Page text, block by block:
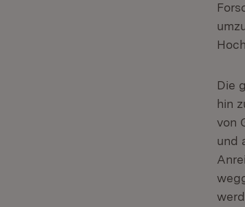
Die
hin
von
und